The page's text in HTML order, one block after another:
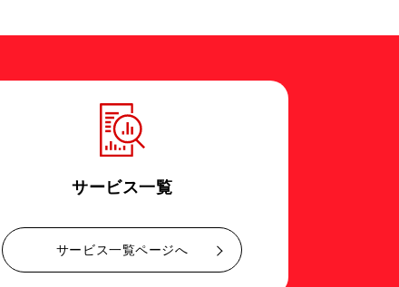
サービス一覧
サービス一覧ページへ